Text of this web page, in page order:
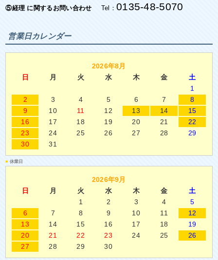
⑤経理 に関するお問い合わせ Tel： 0135-48-5070
営業日カレンダー
2026年8月
日
月 火 水 木 金
土
1
2
3 4 5 6 7
8
9
10 11 12 13 14
15
16
17 18 19 20 21
22
23
24 25 26 27 28
29
30
31
■ 休業日
2026年9月
日
月 火 水 木 金
土
1
2 3 4
5
6
7 8 9 10 11
12
13
14 15 16 17 18
19
20
21 22 23 24 25
26
27
28 29 30